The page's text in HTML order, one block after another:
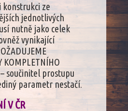
konstrukci ze
jednotlivých
nutně jako celek
vynikající
KOMPLETNÍHO
– součinitel prostupu
parametr nestačí.
V ČR